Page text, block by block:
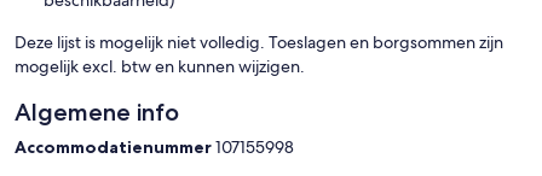
Deze lijst is mogelijk niet volledig. Toeslagen en borgsommen zijn
mogelijk excl. btw en kunnen wijzigen.
Algemene info
Accommodatienummer107155998